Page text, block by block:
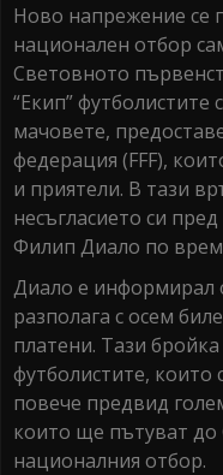
Ново напрежение се
национален отбор
Световното
“Екип” футболистите
мачовете,
федерация (FFF),
и приятели. В тази
несъгласието си
Филип Диало по
Диало е информирал
разполага с осем
платени. Тази
футболистите, които
повече предвид
които ще пътуват
националния отбор.